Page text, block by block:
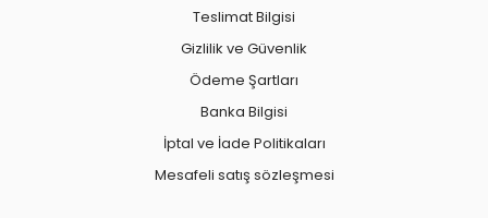
Teslimat Bilgisi
Gizlilik ve Güvenlik
Ödeme Şartları
Banka Bilgisi
İptal ve İade Politikaları
Mesafeli satış sözleşmesi